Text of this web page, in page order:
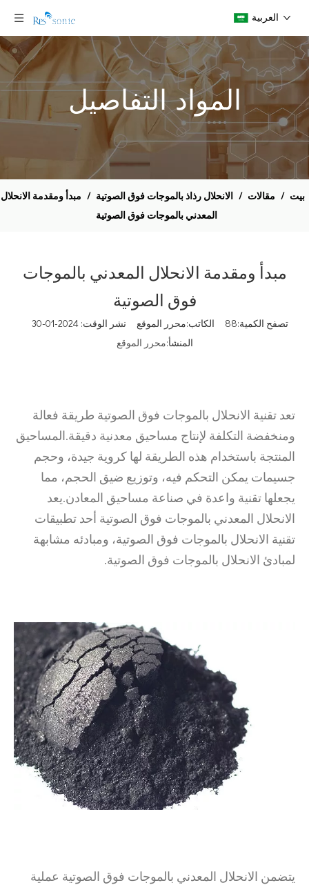
العربية
المواد التفاصيل
بيت / مقالات / الانحلال رذاذ بالموجات فوق الصوتية / مبدأ ومقدمة الانحلال
المعدني بالموجات فوق الصوتية
مبدأ ومقدمة الانحلال المعدني بالموجات
فوق الصوتية
تصفح الكمية:88
المنشأ:محرر الموقع
تعد تقنية الانحلال بالموجات فوق الصوتية طريقة فعالة
ومنخفضة التكلفة لإنتاج مساحيق معدنية دقيقة.المساحيق
المنتجة باستخدام هذه الطريقة لها كروية جيدة، وحجم
جسيمات يمكن التحكم فيه، وتوزيع ضيق الحجم، مما
يجعلها تقنية واعدة في صناعة مساحيق المعادن.يعد
الانحلال المعدني بالموجات فوق الصوتية أحد تطبيقات
تقنية الانحلال بالموجات فوق الصوتية، ومبادئه مشابهة
لمبادئ الانحلال بالموجات فوق الصوتية.
يتضمن الانحلال المعدني بالموجات فوق الصوتية عملية